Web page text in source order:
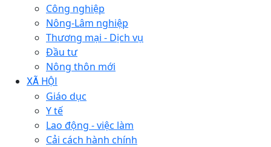
Công nghiệp
Nông-Lâm nghiệp
Thương mại - Dịch vụ
Đầu tư
Nông thôn mới
XÃ HỘI
Giáo dục
Y tế
Lao động - việc làm
Cải cách hành chính